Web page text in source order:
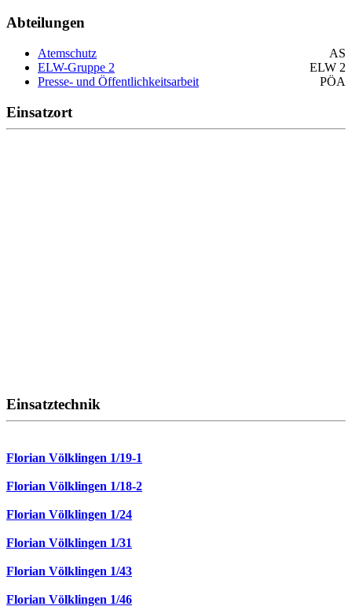
Abteilungen
Atemschutz
AS
ELW-Gruppe 2
ELW 2
Presse- und Öffentlichkeitsarbeit
PÖA
Einsatzort
Einsatztechnik
Florian Völklingen 1/19-1
Florian Völklingen 1/18-2
Florian Völklingen 1/24
Florian Völklingen 1/31
Florian Völklingen 1/43
Florian Völklingen 1/46